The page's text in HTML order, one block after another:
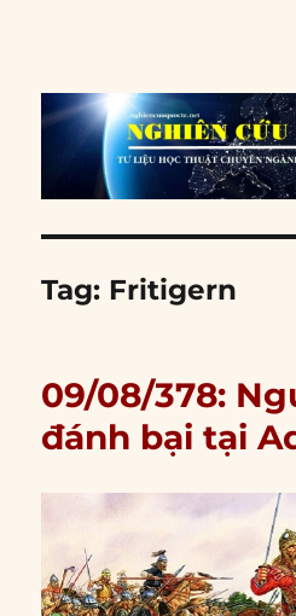
Tag: Fritigern
09/08/378:
đánh bại tại